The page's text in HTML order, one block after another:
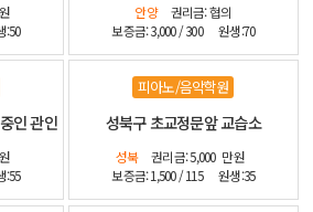
:50
안양
권리금: 협의
보증금: 3,000 / 300
원생:70
인 관인
:55
피아노/음악학원
성북구 초교정문앞 교습소
성북 권리금: 5,000 만원
보증금: 1,500 / 115
원생:35